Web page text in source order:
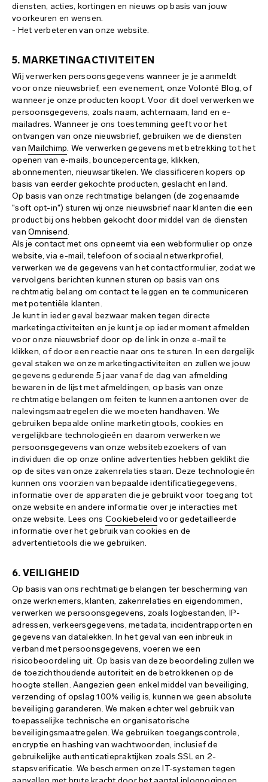
diensten, acties, kortingen en nieuws op basis van jouw
voorkeuren en wensen.
- Het verbeteren van onze website.
5. MARKETINGACTIVITEITEN
Wij verwerken persoonsgegevens wanneer je je aanmeldt
voor onze nieuwsbrief, een evenement, onze Volonté Blog, of
wanneer je onze producten koopt. Voor dit doel verwerken we
persoonsgegevens, zoals naam, achternaam, land en e-
mailadres. Wanneer je ons toestemming geeft voor het
ontvangen van onze nieuwsbrief, gebruiken we de diensten
van Mailchimp. We verwerken gegevens met betrekking tot het
openen van e-mails, bouncepercentage, klikken,
abonnementen, nieuwsartikelen. We classificeren kopers op
basis van eerder gekochte producten, geslacht en land.
Op basis van onze rechtmatige belangen (de zogenaamde
"soft opt-in") sturen wij onze nieuwsbrief naar klanten die een
product bij ons hebben gekocht door middel van de diensten
van Omnisend.
Als je contact met ons opneemt via een webformulier op onze
website, via e-mail, telefoon of sociaal netwerkprofiel,
verwerken we de gegevens van het contactformulier, zodat we
vervolgens berichten kunnen sturen op basis van ons
rechtmatig belang om contact te leggen en te communiceren
met potentiële klanten.
Je kunt in ieder geval bezwaar maken tegen directe
marketingactiviteiten en je kunt je op ieder moment afmelden
voor onze nieuwsbrief door op de link in onze e-mail te
klikken, of door een reactie naar ons te sturen. In een dergelijk
geval staken we onze marketingactiviteiten en zullen we jouw
gegevens gedurende 5 jaar vanaf de dag van afmelding
bewaren in de lijst met afmeldingen, op basis van onze
rechtmatige belangen om feiten te kunnen aantonen over de
nalevingsmaatregelen die we moeten handhaven. We
gebruiken bepaalde online marketingtools, cookies en
vergelijkbare technologieën en daarom verwerken we
persoonsgegevens van onze websitebezoekers of van
individuen die op onze online advertenties hebben geklikt die
op de sites van onze zakenrelaties staan. Deze technologieën
kunnen ons voorzien van bepaalde identificatiegegevens,
informatie over de apparaten die je gebruikt voor toegang tot
onze website en andere informatie over je interacties met
onze website. Lees ons Cookiebeleid voor gedetailleerde
informatie over het gebruik van cookies en de
advertentietools die we gebruiken.
6. VEILIGHEID
Op basis van ons rechtmatige belangen ter bescherming van
onze werknemers, klanten, zakenrelaties en eigendommen,
verwerken we persoonsgegevens, zoals logbestanden, IP-
adressen, verkeersgegevens, metadata, incidentrapporten en
gegevens van datalekken. In het geval van een inbreuk in
verband met persoonsgegevens, voeren we een
risicobeoordeling uit. Op basis van deze beoordeling zullen we
de toezichthoudende autoriteit en de betrokkenen op de
hoogte stellen. Aangezien geen enkel middel van beveiliging,
verzending of opslag 100% veilig is, kunnen we geen absolute
beveiliging garanderen. We maken echter wel gebruik van
toepasselijke technische en organisatorische
beveiligingsmaatregelen. We gebruiken toegangscontrole,
encryptie en hashing van wachtwoorden, inclusief de
gebruikelijke authenticatiepraktijken zoals SSL en 2-
stapsverificatie. We beschermen onze IT-systemen tegen